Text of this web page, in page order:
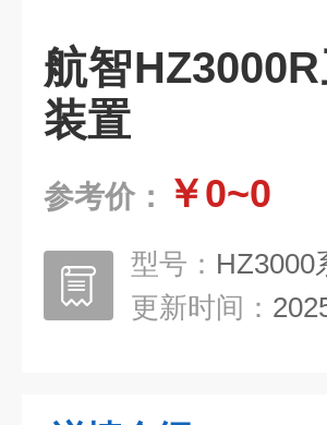
航智
装置
参考价： ￥0~0
型号： HZ3000
更新时间：